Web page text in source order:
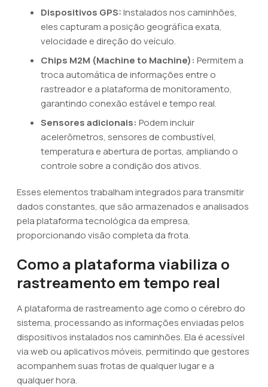
Dispositivos GPS:Instalados nos caminhões,
eles capturam a posição geográfica exata,
velocidade e direção do veículo.
Chips M2M (Machine to Machine): Permitem a
troca automática de informações entre o
rastreador e a plataforma de monitoramento,
garantindo conexão estável e tempo real.
Sensores adicionais: Podem incluir
acelerômetros, sensores de combustível,
temperatura e abertura de portas, ampliando o
controle sobre a condição dos ativos.
Esses elementos trabalham integrados para transmitir
dados constantes, que são armazenados e analisados
pela plataforma tecnológica da empresa,
proporcionando visão completa da frota.
Como a plataforma viabiliza o
rastreamento em tempo real
A plataforma de rastreamento age como o cérebro do
sistema, processando as informações enviadas pelos
dispositivos instalados nos caminhões. Ela é acessível
via web ou aplicativos móveis, permitindo que gestores
acompanhem suas frotas de qualquer lugar e a
qualquer hora.